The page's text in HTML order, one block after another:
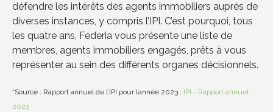
défendre les intérêts des agents immobiliers auprès de
diverses instances, y compris l’IPI. C’est pourquoi, tous
les quatre ans, Federia vous présente une liste de
membres, agents immobiliers engagés, prêts à vous
représenter au sein des différents organes décisionnels.
*Source : Rapport annuel de l’IPI pour l’année 2023 : IPI - Rapport annuel
2023